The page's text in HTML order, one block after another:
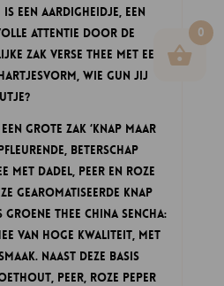
is een aardigheidje, een
attentie door de
zak verse thee met een
hartjesvorm, wie gun jij
grote zak ‘Knap maar
beterschap
met dadel, peer en roze
gearomatiseerde Knap
Thee China Sencha:
van hoge kwaliteit, met
Naast deze basis
peer, roze peper
0